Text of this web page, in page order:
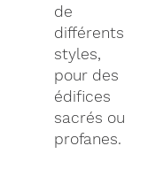
de
différents
styles,
pour des
édifices
sacrés ou
profanes.